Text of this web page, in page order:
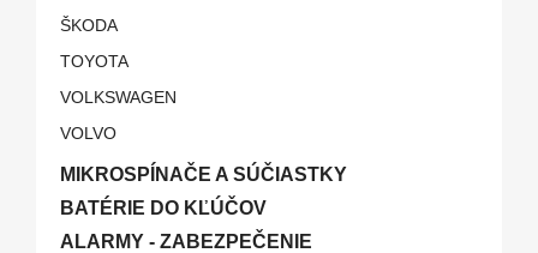
ŠKODA
TOYOTA
VOLKSWAGEN
VOLVO
MIKROSPÍNAČE A SÚČIASTKY
BATÉRIE DO KĽÚČOV
ALARMY - ZABEZPEČENIE